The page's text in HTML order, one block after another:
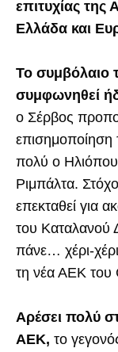
επιτυχίας
Ελλάδα και
Το συμβόλαιο
συμφωνηθεί
ο Σέρβος
πολύ ο
Ριμπάλτα.
επεκταθεί για
του Καταλανού
πάνε… χέρι-
τη νέα ΑΕΚ του
Αρέσει πολύ
ΑΕΚ, το